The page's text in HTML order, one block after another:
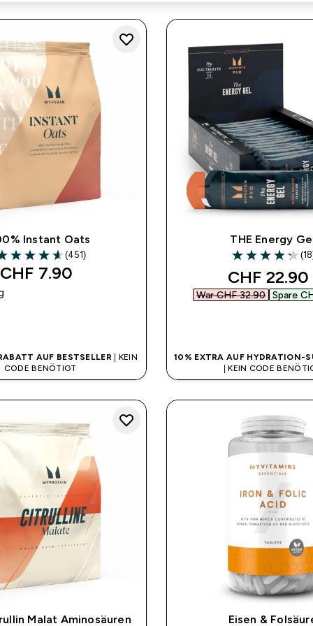
Instant Oats
out of 5 stars
(451)
CHF 7.90‎
AUF BESTSELLER | KEIN
CODE BENÖTIGT
THE Energy
4.28 out of 5
CHF 22.90‎
War CHF 32.90‎ Spare
10% EXTRA AUF HYDRATION-
| KEIN CODE
Malat Aminosäuren Eisen &